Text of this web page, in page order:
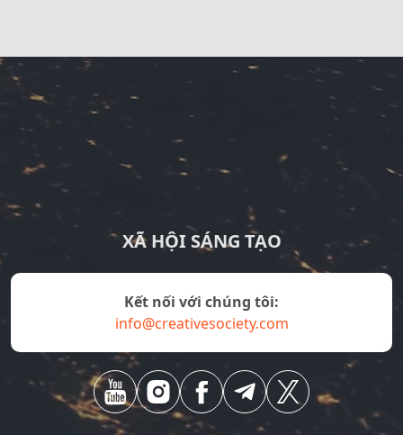
XÃ HỘI SÁNG TẠO
Kết nối với chúng tôi:
info@creativesociety.com